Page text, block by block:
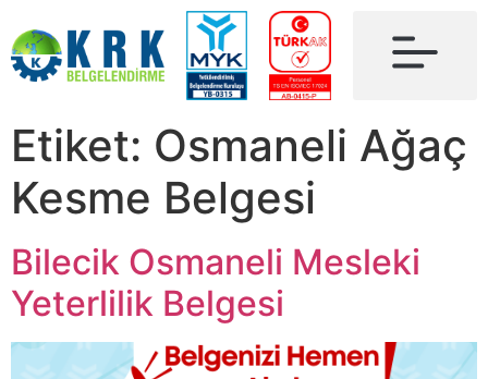
Etiket: Osmaneli Ağaç
Kesme Belgesi
Bilecik Osmaneli Mesleki
Yeterlilik Belgesi